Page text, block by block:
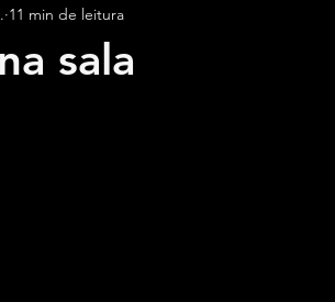
sala
11 min de leitura